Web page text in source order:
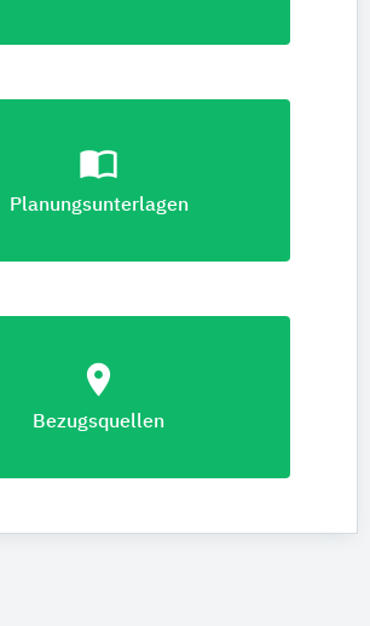
import_contacts
Planungsunterlagen
location_on
Bezugsquellen